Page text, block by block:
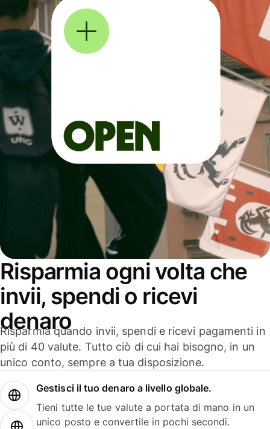
Risparmia ogni volta che
invii, spendi o ricevi
denaro
Risparmia quando invii, spendi e ricevi pagamenti in
più di 40 valute. Tutto ciò di cui hai bisogno, in un
unico conto, sempre a tua disposizione.
Gestisci il tuo denaro a livello globale.
Tieni tutte le tue valute a portata di mano in un
unico posto e convertile in pochi secondi.